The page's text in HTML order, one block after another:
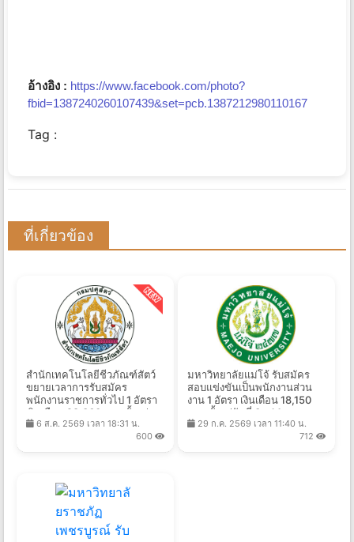
อ้างอิง : https://www.facebook.com/photo?
fbid=1387240260107439&set=pcb.1387212980110167
Tag :
ที่เกี่ยวข้อง
สำนักเทคโนโลยีชีวภัณฑ์สัตว์
ขยายเวลาการรับสมัคร
พนักงานราชการทั่วไป 1 อัตรา
เงินเดือน 28,360 บาท ตั้งแต่
บัดนี้ - 14 ส.ค. 2569
6 ส.ค. 2569 เวลา 18:31 น.
600
มหาวิทยาลัยแม่โจ้ รับสมัคร
สอบแข่งขันเป็นพนักงานส่วน
งาน 1 อัตรา เงินเดือน 18,150
บาท ตั้งแต่วันที่ 3 - 14 ส.ค.
2569
29 ก.ค. 2569 เวลา 11:40 น.
712